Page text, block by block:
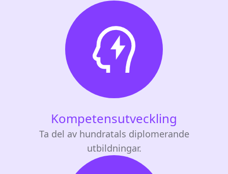
Kompetensutveckling
Ta del av hundratals diplomerande
utbildningar.